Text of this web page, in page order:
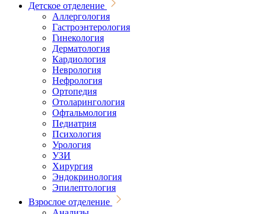
Детское отделение
Аллергология
Гастроэнтерология
Гинекология
Дерматология
Кардиология
Неврология
Нефрология
Ортопедия
Отоларингология
Офтальмология
Педиатрия
Психология
Урология
УЗИ
Хирургия
Эндокринология
Эпилептология
Взрослое отделение